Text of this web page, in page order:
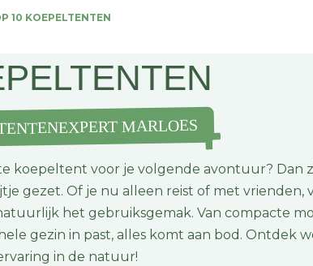
10 KOEPELTENTEN
MARLOES
koepeltent voor je volgende avontuur? Dan
gezet. Of je nu alleen reist of met vrienden,
het gebruiksgemak. Van compacte
gezin in past, alles komt aan bod. Ontdek
in de natuur!